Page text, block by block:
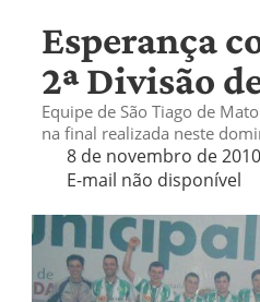
Esperança
2ª Divisão
Equipe de São Tiago de
na final realizada neste
8 de novembro de 2010
E-mail não disponível